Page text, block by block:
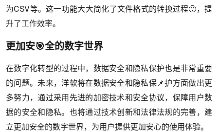
为CSV等。这一功能大大简化了文件格式的转换过程🙂，提
升了工作效率。
更加安🎯全的数字世界
在数字化转型的过程中，数据安全和隐私保护也是非常重要
的问题。未来，洋软将在数据安全和隐私保📌护方面做出更
多努力，通过采用先进的加密技术和安全协议，保障用户数
据的安全和隐私。也将通过技术创新和法律法规的完善，建
立更加安全的数字世界，为用户提供更加安心的使用体验。